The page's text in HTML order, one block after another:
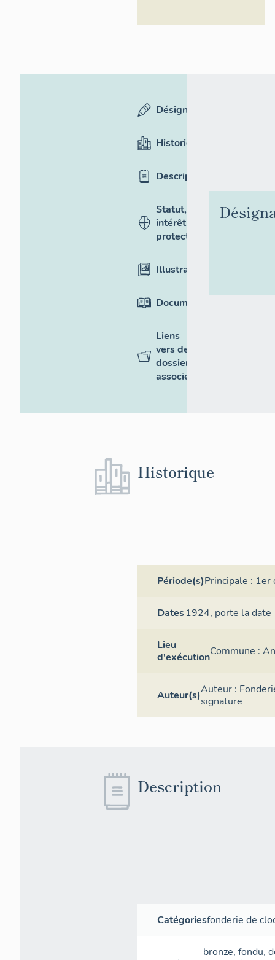
Désignation
Historique
Description
Statut,
intérêt et
protection
Illustrations
Documentation
Liens
vers des
dossiers
associés
Historique
Période(s)Principale : 1er
Dates1924, porte la date
Lieu
d'exécutionCommune :
Auteur(s)Auteur :
signature
Description
Catégoriesfonderie de
bronze, fondu,